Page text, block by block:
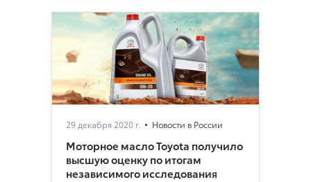
29 декабря 2020 г. Новости в России
Моторное масло Toyota получило
высшую оценку по итогам
независимого исследования